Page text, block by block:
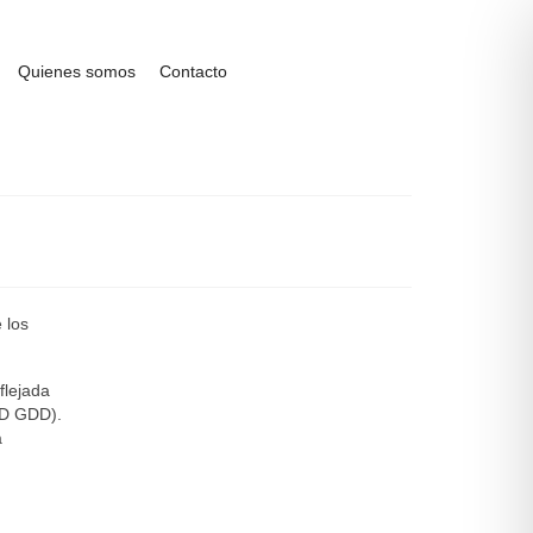
Quienes somos Contacto
los
GDD).